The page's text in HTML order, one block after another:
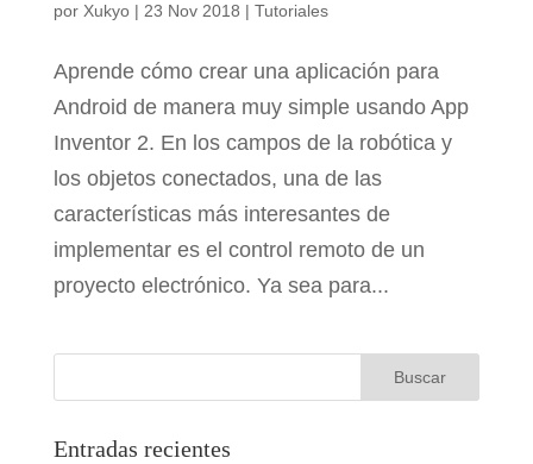
por Xukyo| 23 Nov 2018 | Tutoriales
Aprende cómo crear una aplicación para
Android de manera muy simple usando App
Inventor 2. En los campos de la robótica y
los objetos conectados, una de las
características más interesantes de
implementar es el control remoto de un
proyecto electrónico. Ya sea para...
Entradas recientes